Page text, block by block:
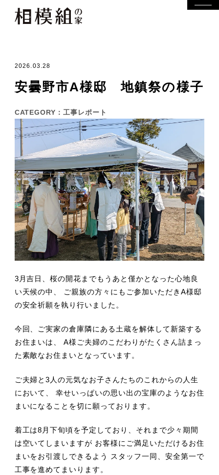
2026.03.28
安曇野市A様邸 地鎮祭の様子
CATEGORY 工事レポート
3月吉日、桜の開花までもうあと僅かとなった心地良
い天候の中、
ご親族の方々にもご参加いただきA様邸
の安全祈願を執り行いました。
今回、ご実家の倉庫隣にある土蔵を解体して新築する
お住まいは、
A様ご夫婦のこだわりがたくさん詰まっ
た素敵なお住まいとなっています。
ご夫婦と3人の元気なお子さんたちのこれからの人生
において、
幸せいっぱいの思い出の宝庫のようなお住
まいになることを切に願っております。
着工は8月下旬頃を予定しており、それまで少々期間
は空いてしまいますが お客様にご満足いただけるお住
まいをお引渡しできるよう
スタッフ一同、安全第一で
工事を進めてまいります。